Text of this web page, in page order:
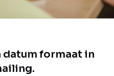
datum formaat in